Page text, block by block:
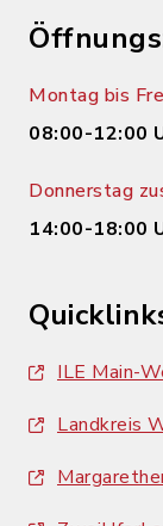
Montag bis
08:00-12:00
Donnerstag
14:00-18:00
ILE Main-
Landkreis